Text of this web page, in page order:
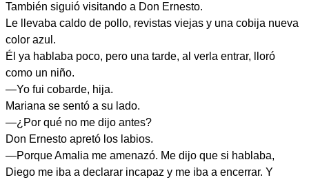
También siguió visitando a Don Ernesto.
Le llevaba caldo de pollo, revistas viejas y una cobija nueva
color azul.
Él ya hablaba poco, pero una tarde, al verla entrar, lloró
como un niño.
—Yo fui cobarde, hija.
Mariana se sentó a su lado.
—¿Por qué no me dijo antes?
Don Ernesto apretó los labios.
—Porque Amalia me amenazó. Me dijo que si hablaba,
Diego me iba a declarar incapaz y me iba a encerrar. Y